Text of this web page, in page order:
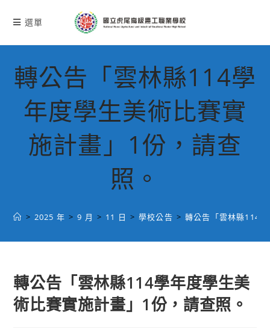
選單
轉公告「雲林縣114學
年度學生美術比賽實
施計畫」1份，請查
照。
> 2025 年 > 9 月 > 11 日 > 學校公告 > 轉公告「雲林縣114
轉公告「雲林縣114學年度學生美
術比賽實施計畫」1份，請查照。